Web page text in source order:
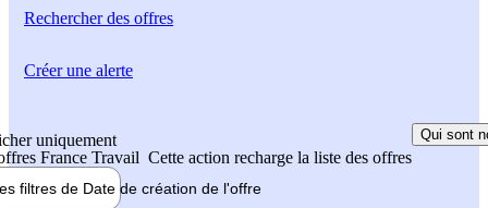
Rechercherdes offres
uniquement
France Travail Cette action recharge la liste des offres
Qui sont
filtres de Date de création de l'offre
Créer une alerte